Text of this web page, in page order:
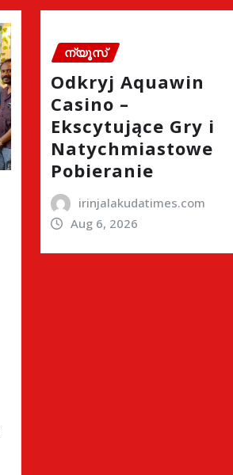
ന്യൂസ്
Odkryj Aquawin
Casino –
Ekscytujące Gry i
Natychmiastowe
Pobieranie
irinjalakudatimes.com
Aug 6, 2026